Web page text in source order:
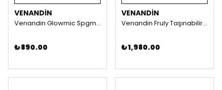
VENANDIN
Venandin Glowmic Spgmc-001 Karaoke Mikrofon (MAVİ)
₺ 890.00
VENANDIN
Venandin Fruly Taşınabilir Blender (126W)
₺ 1,980.00